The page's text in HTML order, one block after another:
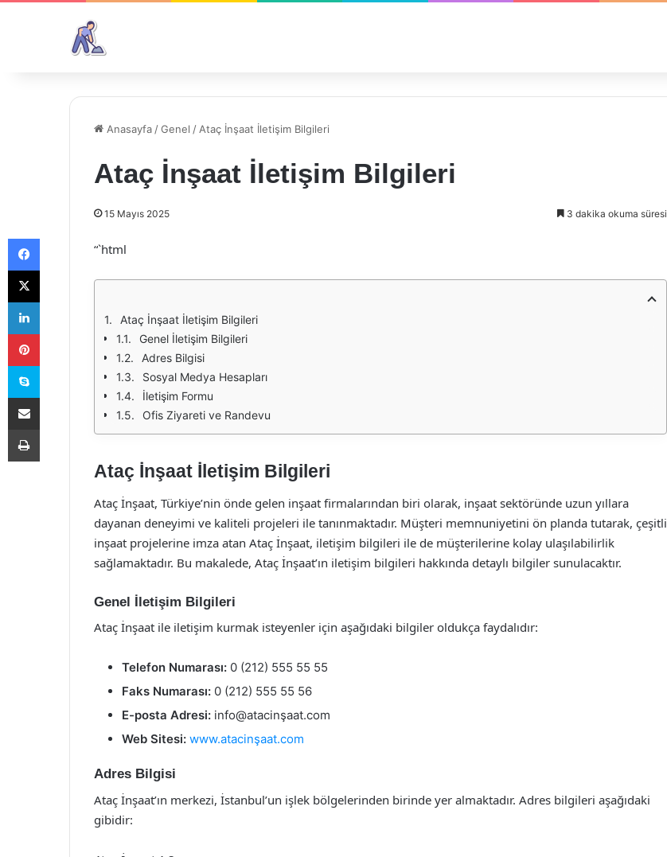
Anasayfa /Genel / Ataç İnşaat İletişim Bilgileri
Ataç İnşaat İletişim Bilgileri
15 Mayıs 2025 3 dakika okuma süresi
“`html
Ataç İnşaat İletişim Bilgileri
Genel İletişim Bilgileri
Adres Bilgisi
Sosyal Medya Hesapları
İletişim Formu
Ofis Ziyareti ve Randevu
Ataç İnşaat İletişim Bilgileri
Ataç İnşaat, Türkiye’nin önde gelen inşaat firmalarından biri olarak, inşaat sektöründe uzun yıllara
dayanan deneyimi ve kaliteli projeleri ile tanınmaktadır. Müşteri memnuniyetini ön planda tutarak, çeşitli
inşaat projelerine imza atan Ataç İnşaat, iletişim bilgileri ile de müşterilerine kolay ulaşılabilirlik
sağlamaktadır. Bu makalede, Ataç İnşaat’ın iletişim bilgileri hakkında detaylı bilgiler sunulacaktır.
Genel İletişim Bilgileri
Ataç İnşaat ile iletişim kurmak isteyenler için aşağıdaki bilgiler oldukça faydalıdır:
Telefon Numarası: 0 (212) 555 55 55
Faks Numarası: 0 (212) 555 55 56
E-posta Adresi: info@atacinşaat.com
Web Sitesi: www.atacinşaat.com
Adres Bilgisi
Ataç İnşaat’ın merkezi, İstanbul’un işlek bölgelerinden birinde yer almaktadır. Adres bilgileri aşağıdaki
gibidir:
Facebook
X
LinkedIn
Pinterest
Skype
E-Posta ile paylaş